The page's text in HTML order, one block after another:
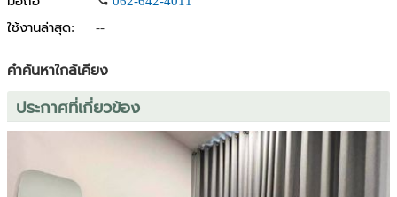
ทางด่วน
มหาวิทยาลัยรามคำแหง
Type : 1 Bedroom, Size 25 Sqm, 23fl
1st floor Size 25 Sq.m.
Fully furnished and ready to move in.
ใช้งานล่าสุด:
--
คำค้นหาใกล้เคียง
ประกาศที่เกี่ยวข้อง